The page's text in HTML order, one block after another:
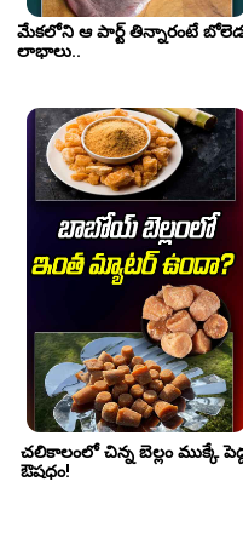
మేకలోని ఆ పార్ట్ తిన్నారంటే
లాభాలు..
చలికాలంలో చిన్న బెల్లం ముక్కే
ఔషధం!